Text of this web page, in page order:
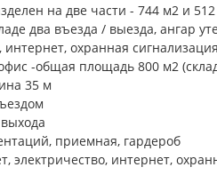
на две части - 744 м2 и
два въезда / выезда, ангар
интернет, охранная
-общая площадь 800 м2
35 м
приемная, гардероб
электричество, интернет,